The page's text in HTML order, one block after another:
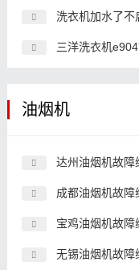
洗衣机加水了
三洋洗衣机
油烟机
达州油烟机故障
成都油烟机故障
宝鸡油烟机故障
无锡油烟机故障